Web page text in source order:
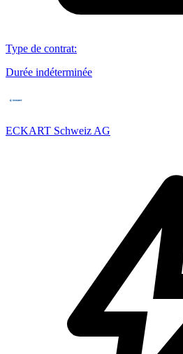
Type de contrat:
Durée indéterminée
ECKART Schweiz AG